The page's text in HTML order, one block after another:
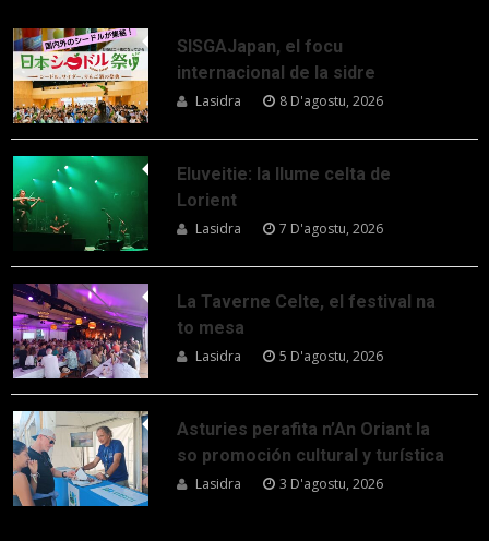
SISGAJapan, el focu
internacional de la sidre
Lasidra 8 D'agostu, 2026
Eluveitie: la llume celta de
Lorient
Lasidra 7 D'agostu, 2026
La Taverne Celte, el festival na
to mesa
Lasidra 5 D'agostu, 2026
Asturies perafita n’An Oriant la
so promoción cultural y turística
Lasidra 3 D'agostu, 2026